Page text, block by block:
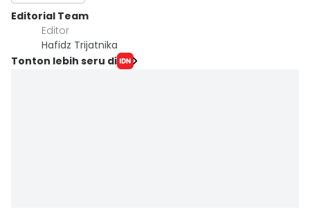
Editorial Team
Editor
Hafidz Trijatnika
Tonton lebih seru di